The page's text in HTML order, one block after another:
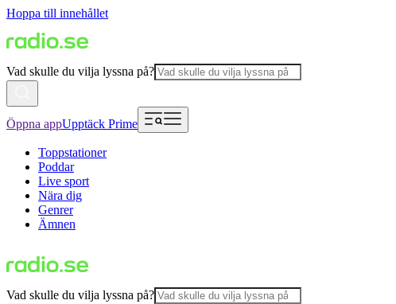
Hoppa till innehållet
Vad skulle du vilja lyssna på?
Öppna appUpptäck Prime
Toppstationer
Poddar
Live sport
Nära dig
Genrer
Ämnen
Vad skulle du vilja lyssna på?